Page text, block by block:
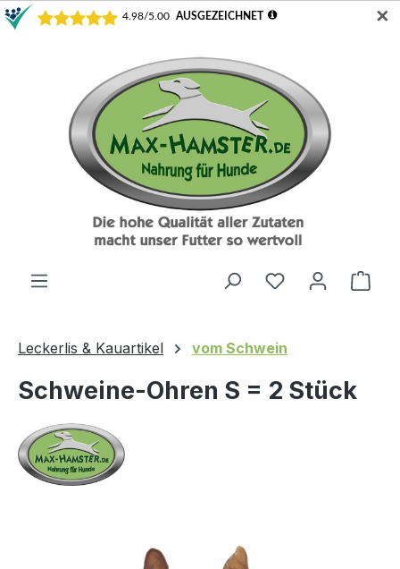
✕
Leckerlis & Kauartikel vom Schwein
Schweine-Ohren S = 2 Stück